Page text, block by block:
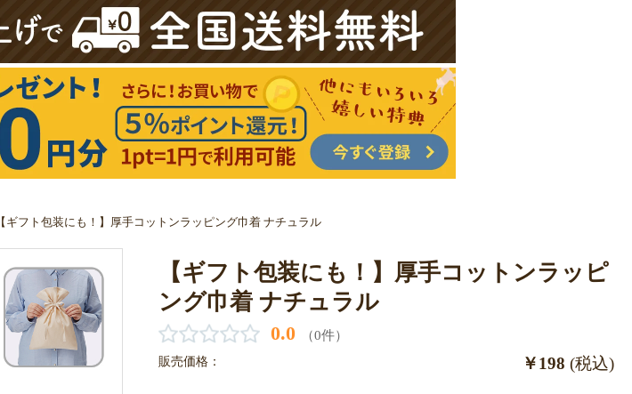
【ギフト包装にも！】厚手コットンラッピング巾着 ナチュラル
【ギフト包装にも！】厚手コットンラッピ
ング巾着 ナチュラル
0.0 （0件）
販売価格： ￥198 (税込)